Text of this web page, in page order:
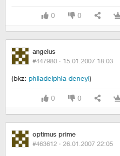
0 0
angelus
#447980 · 15.01.2007 18:03
(bkz: philadelphia deneyi)
0 0
optimus prime
#463612 · 26.01.2007 22:05